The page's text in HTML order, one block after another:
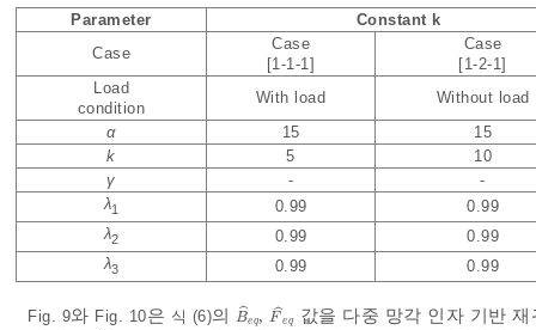
Parameter
Constant k
Case
Case
[1-1-1]
Case
[1-2-1]
Load
condition
With load
Without load
α
15
15
k
5
10
γ
-
-
λ1 0.99
0.99
λ2 0.99
0.99
λ3 0.99 0.99
Fig. 9와 Fig. 10은 식 (6)의B
ˆeq
B^e q
,Fˆeq
F^e q값을 다중 망각 인자 기반